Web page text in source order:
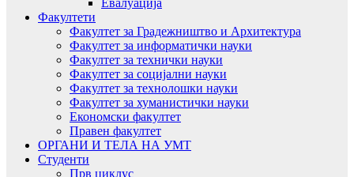
Факултети
Факултет за Градежништво и Архитектура
Факултет за информатички науки
Факултет за технички науки
Факултет за социјални науки
Факултет за технолошки науки
Факултет за хуманистички науки
Економски факултет
Правен факултет
ОРГАНИ И ТЕЛА НА УМТ
Студенти
Прв циклус